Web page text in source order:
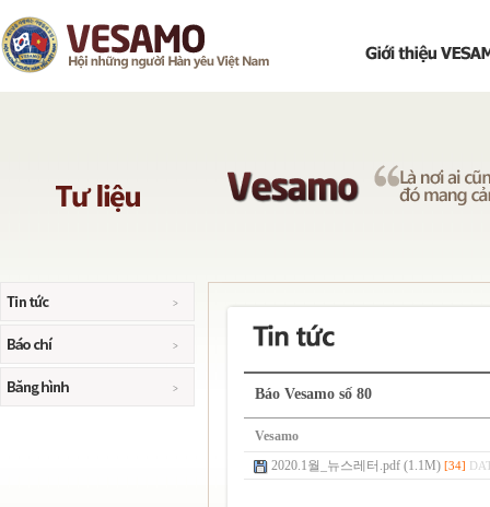
Báo Vesamo số 80
Vesamo
2020.1월_뉴스레터.pdf (1.1M) [34]